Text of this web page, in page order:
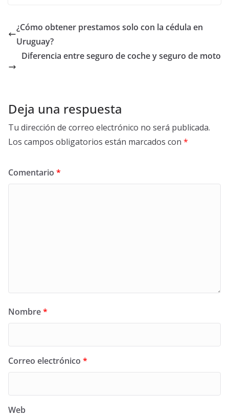
¿Cómo obtener prestamos solo con la cédula en
Uruguay?
Diferencia entre seguro de coche y seguro de moto
Deja una respuesta
Tu dirección de correo electrónico no será publicada.
Los campos obligatorios están marcados con *
Comentario *
Nombre*
Correo electrónico *
Web